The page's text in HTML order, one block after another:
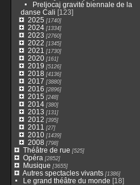
Preljocaj gravité biennale de la
danse Cali [123]
2025 [1740]
2024[1334]
2023 [2760]
2022 [1345]
2021 [1730]
2020[161]
2019 [5126]
2018 [4136]
2017 [3880]
2016 [2896]
2015 [248]
2014[380]
2013 [131]
2012 [395]
2011 [27]
2010[1439]
2008 [798]
Théâtre de rue [525]
Opéra [2852]
Musique [3655]
Autres spectacles vivants[1386]
Le grand théâtre du monde [18]